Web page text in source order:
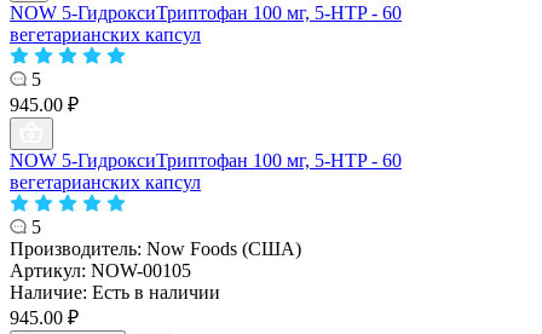
NOW 5-ГидроксиТриптофан 100 мг, 5-HTP - 60
вегетарианских капсул
5
945.00 ₽
NOW 5-ГидроксиТриптофан 100 мг, 5-HTP - 60
вегетарианских капсул
5
Производитель: Now Foods (США)
Артикул: NOW-00105
Наличие: Есть в наличии
945.00 ₽